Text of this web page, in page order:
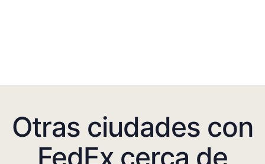
Otras ciudades con
FedEx cerca de